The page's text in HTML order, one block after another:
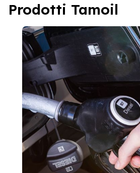
Prodotti Tamoil